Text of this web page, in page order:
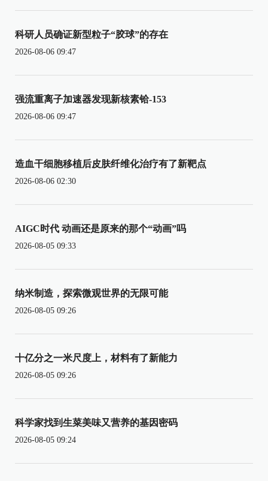
科研人员确证新型粒子“胶球”的存在
2026-08-06 09:47
强流重离子加速器发现新核素铪-153
2026-08-06 09:47
造血干细胞移植后皮肤纤维化治疗有了新靶点
2026-08-06 02:30
AIGC时代 动画还是原来的那个“动画”吗
2026-08-05 09:33
纳米制造，探索微观世界的无限可能
2026-08-05 09:26
十亿分之一米尺度上，材料有了新能力
2026-08-05 09:26
科学家找到生菜美味又营养的基因密码
2026-08-05 09:24